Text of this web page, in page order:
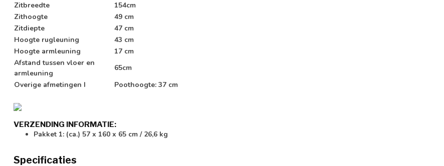
Zitbreedte
154cm
Zithoogte
49 cm
Zitdiepte
47 cm
Hoogte rugleuning
43 cm
Hoogte armleuning
17 cm
Afstand tussen vloer en
armleuning
65cm
Overige afmetingen I
Poothoogte: 37 cm
VERZENDING INFORMATIE:
Pakket 1: (ca.) 57 x 160 x 65 cm / 26,6 kg
Specificaties